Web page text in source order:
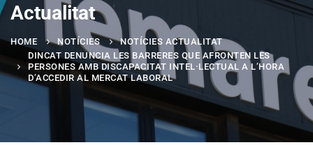
Actualitat
HOME NOTÍCIES
NOTÍCIES ACTUALITAT
DINCAT DENUNCIA LES BARRERES QUE AFRONTEN LES
PERSONES AMB DISCAPACITAT INTEL·LECTUAL A L’HORA
D’ACCEDIR AL MERCAT LABORAL